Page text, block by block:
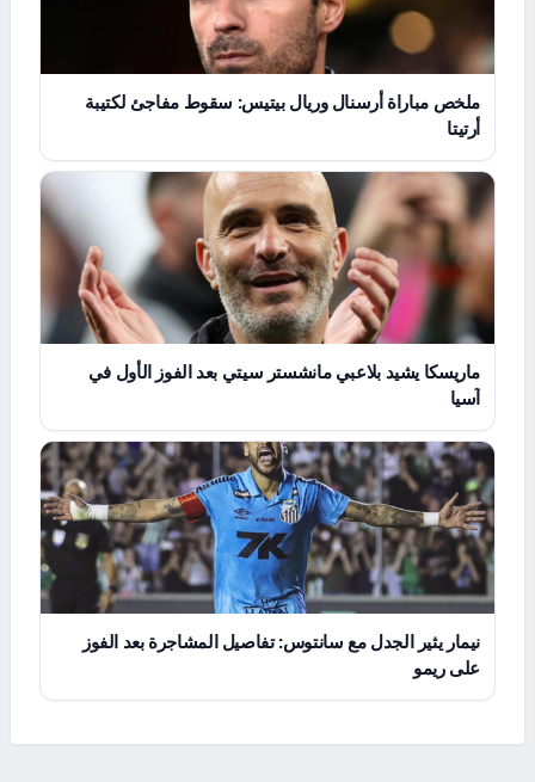
ملخص مباراة أرسنال وريال بيتيس: سقوط مفاجئ لكتيبة
أرتيتا
ماريسكا يشيد بلاعبي مانشستر سيتي بعد الفوز الأول في
آسيا
نيمار يثير الجدل مع سانتوس: تفاصيل المشاجرة بعد الفوز
على ريمو